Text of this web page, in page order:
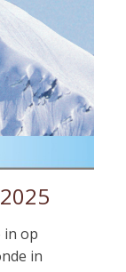
in op
in